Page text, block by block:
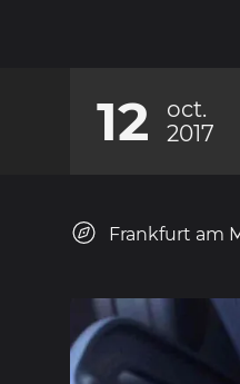
12
oct.
2017
Frankfurt am